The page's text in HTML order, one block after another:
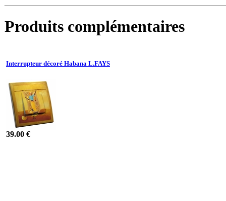
Produits complémentaires
Interrupteur décoré Habana L.FAYS
39.00 €